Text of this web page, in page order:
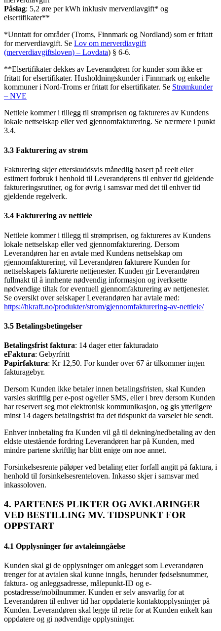
Påslag: 5,2 øre per kWh inklusiv merverdiavgift* og
elsertifikater**
*Unntatt for områder (Troms, Finnmark og Nordland) som er fritatt
for merverdiavgift. Se Lov om merverdiavgift
(merverdiavgiftsloven) – Lovdata) § 6-6.
**Elsertifikater dekkes av Leverandøren for kunder som ikke er
fritatt for elsertifikater. Husholdningskunder i Finnmark og enkelte
kommuner i Nord-Troms er fritatt for elsertifikater. Se Strømkunder
– NVE
Nettleie kommer i tillegg til strømprisen og faktureres av Kundens
lokale nettselskap eller ved gjennomfakturering. Se nærmere i punkt
3.4.
3.3 Fakturering av strøm
Fakturering skjer etterskuddsvis månedlig basert på reelt eller
estimert forbruk i henhold til Leverandørens til enhver tid gjeldende
faktureringsrutiner, og for øvrig i samsvar med det til enhver tid
gjeldende regelverk.
3.4 Fakturering av nettleie
Nettleie kommer i tillegg til strømprisen, og faktureres av Kundens
lokale nettselskap eller ved gjennomfakturering. Dersom
Leverandøren har en avtale med Kundens nettselskap om
gjennomfakturering, vil Leverandøren fakturere Kunden for
nettselskapets fakturerte nettjenester. Kunden gir Leverandøren
fullmakt til å innhente nødvendig informasjon og iverksette
nødvendige tiltak for eventuell gjennomfakturering av nettjenester.
Se oversikt over selskaper Leverandøren har avtale med:
https://hkraft.no/produkter/strom/gjennomfakturering-av-nettleie/
3.5 Betalingsbetingelser
Betalingsfrist faktura: 14 dager etter fakturadato
eFaktura: Gebyrfritt
Papirfaktura: Kr 12,50. For kunder over 67 år tilkommer ingen
fakturagebyr.
Dersom Kunden ikke betaler innen betalingsfristen, skal Kunden
varsles skriftlig per e-post og/eller SMS, eller i brev dersom Kunden
har reservert seg mot elektronisk kommunikasjon, og gis ytterligere
minst 14 dagers betalingsfrist fra det tidspunkt da varselet ble sendt.
Enhver innbetaling fra Kunden vil gå til dekning/nedbetaling av den
eldste utestående fordring Leverandøren har på Kunden, med
mindre partene skriftlig har blitt enige om noe annet.
Forsinkelsesrente påløper ved betaling etter forfall angitt på faktura, i
henhold til forsinkelsesrenteloven. Inkasso skjer i samsvar med
inkassoloven.
4. PARTENES PLIKTER OG AVKLARINGER
VED BESTILLING MV. TIDSPUNKT FOR
OPPSTART
4.1 Opplysninger før avtaleinngåelse
Kunden skal gi de opplysninger om anlegget som Leverandøren
trenger for at avtalen skal kunne inngås, herunder fødselsnummer,
faktura- og anleggsadresse, målepunkt-ID og e-
postadresse/mobilnummer. Kunden er selv ansvarlig for at
Leverandøren til enhver tid har oppdaterte kontaktopplysninger på
Kunden. Leverandøren skal legge til rette for at Kunden enkelt kan
oppdatere og gi nødvendige opplysninger.